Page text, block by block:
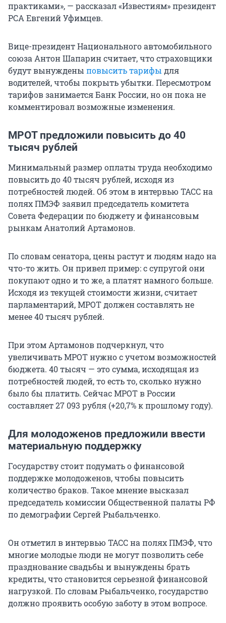
практиками», — рассказал «Известиям» президент
РСА Евгений Уфимцев.
Вице-президент Национального автомобильного
союза Антон Шапарин считает, что страховщики
будут вынуждены повысить тарифы для
водителей, чтобы покрыть убытки. Пересмотром
тарифов занимается Банк России, но он пока не
комментировал возможные изменения.
МРОТ предложили повысить до 40
тысяч рублей
Минимальный размер оплаты труда необходимо
повысить до 40 тысяч рублей, исходя из
потребностей людей. Об этом в интервью ТАСС на
полях ПМЭФ заявил председатель комитета
Совета Федерации по бюджету и финансовым
рынкам Анатолий Артамонов.
По словам сенатора, цены растут и людям надо на
что-то жить. Он привел пример: с супругой они
покупают одно и то же, а платят намного больше.
Исходя из текущей стоимости жизни, считает
парламентарий, МРОТ должен составлять не
менее 40 тысяч рублей.
При этом Артамонов подчеркнул, что
увеличивать МРОТ нужно с учетом возможностей
бюджета. 40 тысяч — это сумма, исходящая из
потребностей людей, то есть то, сколько нужно
было бы платить. Сейчас МРОТ в России
составляет27 093 рубля (+20,7% к прошлому году).
Для молодоженов предложили ввести
материальную поддержку
Государству стоит подумать о финансовой
поддержке молодоженов, чтобы повысить
количество браков. Такое мнение высказал
председатель комиссии Общественной палаты РФ
по демографии Сергей Рыбальченко.
Он отметил в интервью ТАСС на полях ПМЭФ, что
многие молодые люди не могут позволить себе
празднование свадьбы и вынуждены брать
кредиты, что становится серьезной финансовой
нагрузкой. По словам Рыбальченко, государство
должно проявить особую заботу в этом вопросе.